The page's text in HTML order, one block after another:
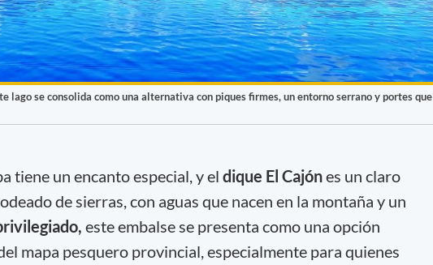
lago se consolida como una alternativa con piques firmes, un entorno serrano y portes que
tiene un encanto especial, y el dique El Cajónes un claro
de sierras, con aguas que nacen en la montaña y un
este embalse se presenta como una opción
mapa pesquero provincial, especialmente para quienes